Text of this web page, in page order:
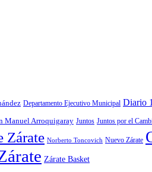
Departamento Ejecutivo Municipal Diario
Manuel Arroquigaray Juntos Juntos por el
Zárate Norberto Toncovich Nuevo Zárate
Zárate Basket